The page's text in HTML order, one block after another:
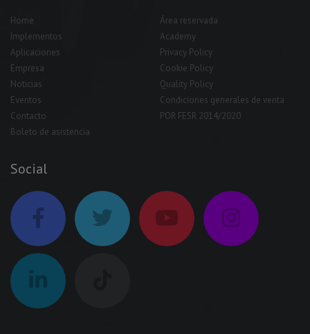
Home
Implementos
Aplicaciones
Empresa
Noticias
Eventos
Contacto
Boleto de asistencia
Área reservada
Academy
Privacy Policy
Cookie Policy
Quality Policy
Condiciones generales de venta
POR FESR 2014/2020
Social